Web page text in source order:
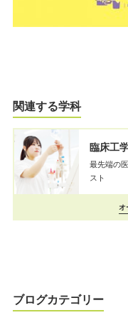
関連する学科
臨床工
最先端の
スト
オ
ブログカテゴリー